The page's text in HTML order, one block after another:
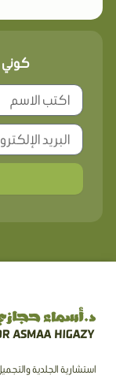
كوني
استشارية الجلدية